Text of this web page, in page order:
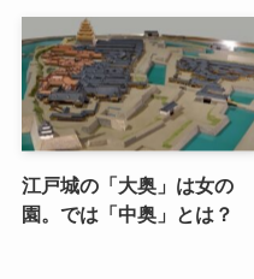
江戸城の「大奥」は女の
園。では「中奥」とは？